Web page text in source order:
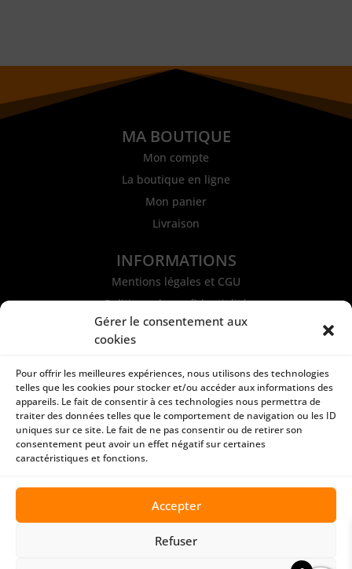
Gérer le consentement aux
cookies
Pour offrir les meilleures expériences, nous utilisons des technologies
telles que les cookies pour stocker et/ou accéder aux informations des
appareils. Le fait de consentir à ces technologies nous permettra de
traiter des données telles que le comportement de navigation ou les ID
uniques sur ce site. Le fait de ne pas consentir ou de retirer son
consentement peut avoir un effet négatif sur certaines
caractéristiques et fonctions.
Accepter
Refuser
à
MA BOUTIQUE
Mon compte
La boutique en ligne
Mon panier
Livraison
INFORMATIONS
Mentions légales et CGU
Politique de confidentialité
Conditions générales de ventes
Paiement sécurisé
CONTACT
ATEA-STORE
87 74 55 54